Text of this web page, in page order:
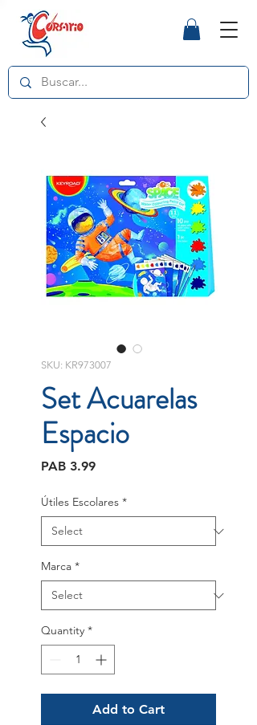
SKU: KR973007
Set Acuarelas
Espacio
PAB 3.99Price
Útiles Escolares *
Marca *
Quantity *
Add to Cart